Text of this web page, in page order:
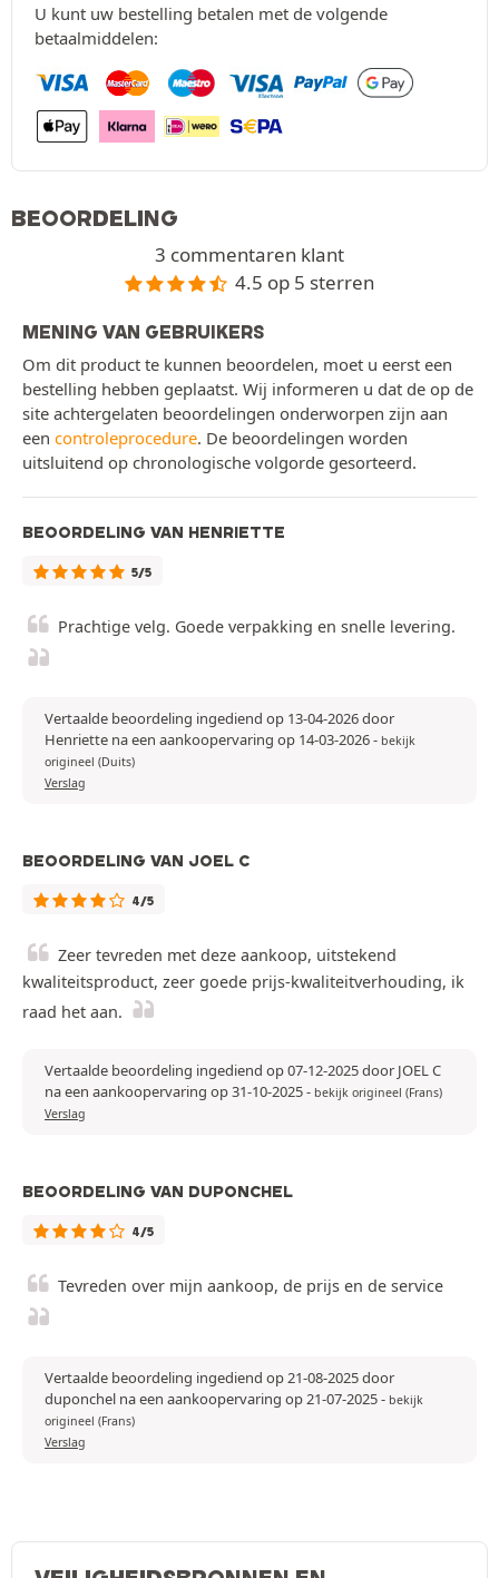
U kunt uw bestelling betalen met de volgende
betaalmiddelen:
BEOORDELING
3 commentaren klant
4.5 op 5 sterren
MENING VAN GEBRUIKERS
Om dit product te kunnen beoordelen, moet u eerst een
bestelling hebben geplaatst. Wij informeren u dat de op de
site achtergelaten beoordelingen onderworpen zijn aan
een controleprocedure. De beoordelingen worden
uitsluitend op chronologische volgorde gesorteerd.
BEOORDELING VAN HENRIETTE
5/5
Prachtige velg. Goede verpakking en snelle levering.
Vertaalde beoordeling ingediend op 13-04-2026 door
Henriette na een aankoopervaring op 14-03-2026- bekijk
origineel (Duits)
Verslag
BEOORDELING VAN JOEL C
4/5
Zeer tevreden met deze aankoop, uitstekend
kwaliteitsproduct, zeer goede prijs-kwaliteitverhouding, ik
raad het aan.
Vertaalde beoordeling ingediend op 07-12-2025 door JOEL C
na een aankoopervaring op 31-10-2025- bekijk origineel (Frans)
Verslag
BEOORDELING VAN DUPONCHEL
4/5
Tevreden over mijn aankoop, de prijs en de service
Vertaalde beoordeling ingediend op 21-08-2025 door
duponchel na een aankoopervaring op 21-07-2025- bekijk
origineel (Frans)
Verslag